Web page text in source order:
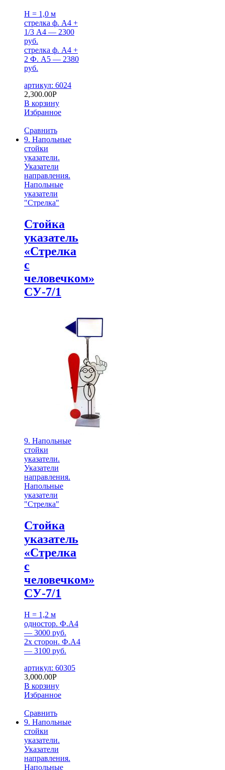
H = 1,0 м
стрелка ф. А4 +
1/3 А4 — 2300
руб.
стрелка ф. А4 +
2 Ф. А5 — 2380
руб.
артикул: 6024
2,300.00Р
В корзину
Избранное
Сравнить
9. Напольные
стойки
указатели.
Указатели
направления.
Напольные
указатели
"Стрелка"
Cтойка
указатель
«Стрелка
с
человечком»
СУ-7/1
9. Напольные
стойки
указатели.
Указатели
направления.
Напольные
указатели
"Стрелка"
Cтойка
указатель
«Стрелка
с
человечком»
СУ-7/1
H = 1,2 м
одностор. Ф.А4
— 3000 руб.
2х сторон. Ф.А4
— 3100 руб.
артикул: 60305
3,000.00Р
В корзину
Избранное
Сравнить
9. Напольные
стойки
указатели.
Указатели
направления.
Напольные